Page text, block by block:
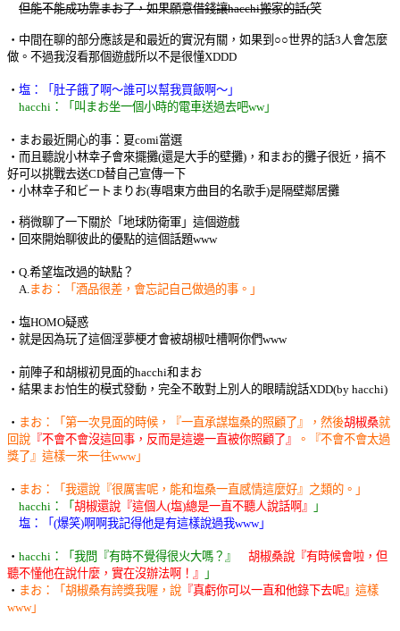
但能不能成功靠まお了，如果願意借錢讓hacchi搬家的話(笑
‧中間在聊的部分應該是和最近的實況有關，如果到○○世界的話3人會怎麼
做。不過我沒看那個遊戲所以不是很懂XDDD
‧ 塩：「肚子餓了啊～誰可以幫我買飯啊～」
hacchi：「叫まお坐一個小時的電車送過去吧ww」
‧まお最近開心的事：夏comi當選
‧而且聽說小林幸子會來擺攤(還是大手的壁攤)，和まお的攤子很近，搞不
好可以挑戰去送CD替自己宣傳一下
‧小林幸子和ビートまりお(專唱東方曲目的名歌手)是隔壁鄰居攤
‧稍微聊了一下關於「地球防衛軍」這個遊戲
‧回來開始聊彼此的優點的這個話題www
‧Q.希望塩改過的缺點？
A. まお：「酒品很差，會忘記自己做過的事。」
‧塩HOMO疑惑
‧就是因為玩了這個淫夢梗才會被胡椒吐槽啊你們www
‧前陣子和胡椒初見面的hacchi和まお
‧結果まお怕生的模式發動，完全不敢對上別人的眼睛說話XDD(by hacchi)
‧ まお：「第一次見面的時候，『一直承謀塩桑的照顧了』，然後胡椒桑就
回說 『不會不會沒這回事，反而是這邊一直被你照顧了』
。『不會不會太過
獎了』這樣一來一往www」
‧ まお：「我還說『很厲害呢，能和塩桑一直感情這麼好』之類的。」
hacchi：「 胡椒還說『這個人(塩)總是一直不聽人說話啊』
」
塩：「(爆笑)啊啊我記得他是有這樣說過我www」
‧ hacchi：「我問『有時不覺得很火大嗎？』
胡椒桑說『有時候會啦，但
聽不懂他在說什麼，實在沒辦法啊！』
」
‧ まお：「胡椒桑有誇獎我喔，說 『真虧你可以一直和他錄下去呢』 這樣
www」